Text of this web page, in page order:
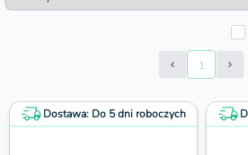
Prev Page
1
Dostawa: Do 5 dni roboczych